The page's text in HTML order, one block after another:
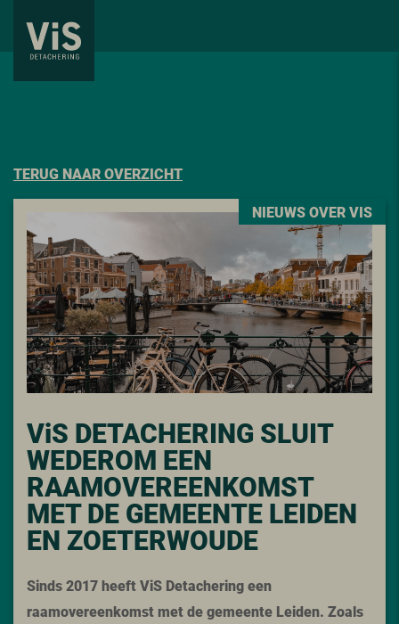
TERUG NAAR OVERZICHT
NIEUWS OVER VIS
ViS DETACHERING SLUIT
WEDEROM EEN
RAAMOVEREENKOMST
MET DE GEMEENTE LEIDEN
EN ZOETERWOUDE
Sinds 2017 heeft ViS Detachering een
raamovereenkomst met de gemeente Leiden. Zoals